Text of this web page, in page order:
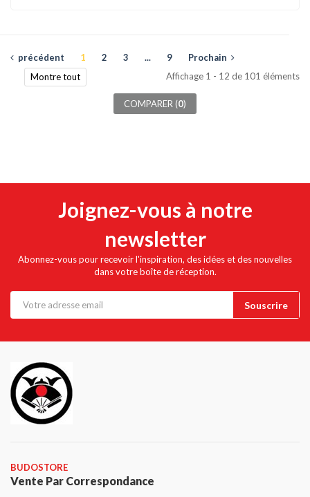
précédent 1 2 3 ... 9
Prochain
Montre tout
Affichage 1 - 12 de 101 éléments
COMPARER (0)
Joignez-vous à notre
newsletter
Abonnez-vous pour recevoir l'inspiration, des idées et des nouvelles
dans votre boîte de réception.
BUDOSTORE
Vente Par Correspondance